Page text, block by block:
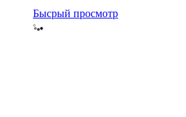
Бысрый просмотр